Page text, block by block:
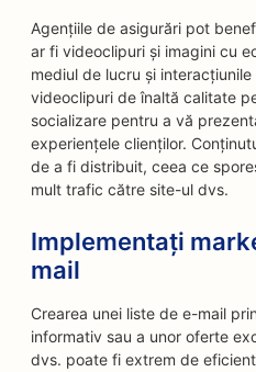
Agențiile de asigurări pot
ar fi videoclipuri și imagini cu
mediul de lucru și
videoclipuri de înaltă calitate
socializare pentru a vă
experiențele clienților.
de a fi distribuit, ceea ce
mult trafic către site-ul dvs.
Implementați
mail
Crearea unei liste de e-mail
informativ sau a unor oferte
dvs. poate fi extrem de